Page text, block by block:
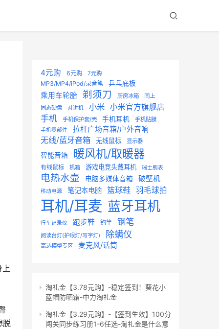
脱
4元购 6元购 7元购
MP3/MP4/iPod/录音笔 乒乓底板
乘用车轮胎 剃须刀 厨房冰箱
同上
固态硬盘
对讲机 小米 小米官方旗舰店
手机 手机保护套/壳 手机耳机 手机贴膜
手机零部件 拉杆广场音箱/户外音响
无线/蓝牙音箱 无线鼠标 显示器
智能音箱 暖风机/取暖器
有线鼠标 机箱 游戏电竞头戴耳机 瑞士腕表
电热水壶 电脑多媒体音箱 破壁机
移动电源 笔记本电脑 篮球鞋 羽毛球拍
耳机/耳麦 蓝牙耳机
行车记录仪 跑步鞋 钓竿 钢笔
阅读台灯(护眼灯/写字灯) 除螨仪
高达模型专区 麦克风/话筒
淘礼金【3.78元购】-稳定签到！葵花小
蓝帽防晒霜-中力淘礼金
淘礼金【3.29元购】-【签到生效】100分
闯关同步练习册1-6任选-淘礼金是什么意